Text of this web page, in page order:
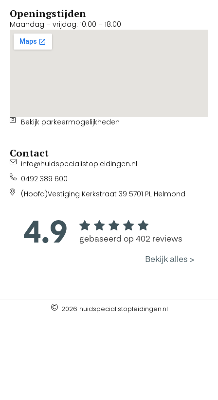
Openingstijden
Maandag – vrijdag: 10.00 – 18.00
Bekijk parkeermogelijkheden
Contact
info@huidspecialistopleidingen.nl
0492 389 600
(Hoofd)Vestiging Kerkstraat 39 5701 PL Helmond
2026 huidspecialistopleidingen.nl